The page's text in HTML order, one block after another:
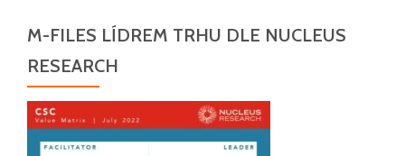
M-FILES LÍDREM TRHU DLE NUCLEUS
RESEARCH